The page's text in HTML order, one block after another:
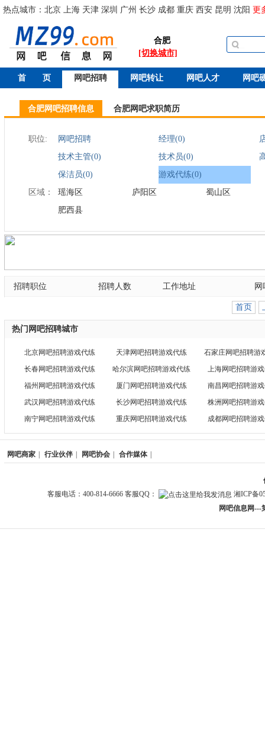
热点城市： 北京 上海 天津 深圳 广州 长沙 成都 重庆 西安 昆明 沈阳 更
合肥
[切换城市]
首 页 网吧招聘 网吧转让 网吧人才 网吧
合肥网吧求职简历
合肥网吧招聘信息
职位: 网吧招聘 经理(0)
技术主管(0)
技术员(0)
保洁员(0)
游戏代练(0)
区域：
瑶海区 庐阳区
蜀山区
肥西县
招聘职位 招聘人数 工作地址 网
首页
热门网吧招聘城市
北京网吧招聘游戏代练 天津网吧招聘游戏代练
石家庄网吧招聘游
长春网吧招聘游戏代练
哈尔滨网吧招聘游戏代练
上海网吧招聘游
福州网吧招聘游戏代练
厦门网吧招聘游戏代练
南昌网吧招聘游
武汉网吧招聘游戏代练
长沙网吧招聘游戏代练
株洲网吧招聘游
南宁网吧招聘游戏代练
重庆网吧招聘游戏代练 成都网吧招聘游
网吧商家 行业伙伴 网吧协会 合作媒体
客服电话：400-814-6666 客服QQ：
湘ICP备
网吧信息网---